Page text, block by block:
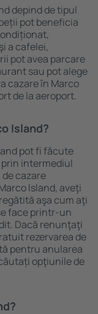
depind de tipul
pot beneficia
a cafelei,
pot avea parcare
sau pot alege
cazare în Marco
de la aeroport.
Island?
pot fi făcute
intermediul
cazare
Island, aveţi
aşa cum aţi
face printr-un
Dacă renunţaţi
rezervarea de
pentru anularea
opţiunile de